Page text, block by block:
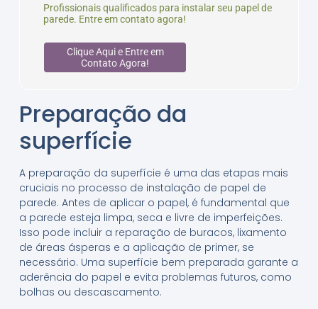
Profissionais qualificados para instalar seu papel de
parede. Entre em contato agora!
Clique Aqui e Entre em
Contato Agora!
Preparação da
superfície
A preparação da superfície é uma das etapas mais
cruciais no processo de instalação de papel de
parede. Antes de aplicar o papel, é fundamental que
a parede esteja limpa, seca e livre de imperfeições.
Isso pode incluir a reparação de buracos, lixamento
de áreas ásperas e a aplicação de primer, se
necessário. Uma superfície bem preparada garante a
aderência do papel e evita problemas futuros, como
bolhas ou descascamento.